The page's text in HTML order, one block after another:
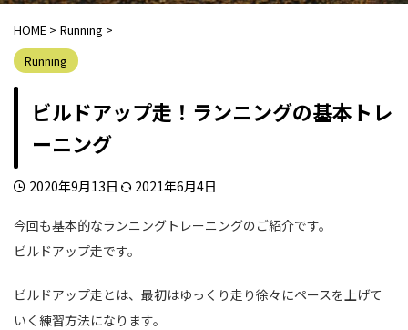
HOME > Running >
Running
ビルドアップ走！ランニングの基本トレ
ーニング
2020年9月13日 2021年6月4日
今回も基本的なランニングトレーニングのご紹介です。
ビルドアップ走です。
ビルドアップ走とは、最初はゆっくり走り徐々にペースを上げて
いく練習方法になります。